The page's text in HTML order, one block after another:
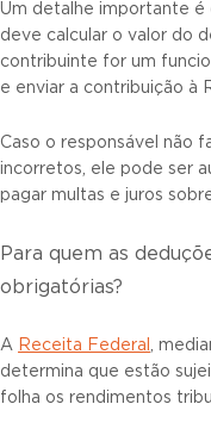
Um detalhe importante é
deve calcular o valor do
contribuinte for um
e enviar a contribuição à
Caso o responsável não
incorretos, ele pode ser
pagar multas e juros
Para quem as
obrigatórias?
A Receita Federal ,
determina que estão
folha os rendimentos